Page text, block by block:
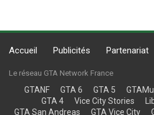
Accueil Publicités Partenariat
Le réseau GTA Network France
GTANF GTA 6 GTA 5
GTA 4
Vice City Stories
GTA San Andreas
GTA Vice City